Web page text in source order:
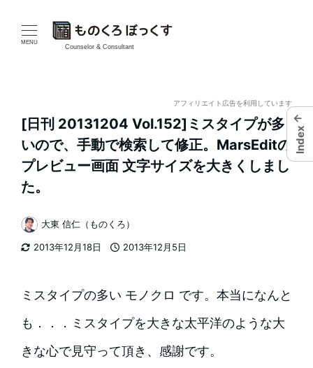
MENU
Counselor & Consultant
アフィリエイト広告を利用しています
[日刊 20131204 Vol.152]ミスタイプが多
いので、手動で検索して修正。MarsEditの
プレビュー画面 文字サイズを大きくしまし
た。
2013年12月18日
2013年12月5日
著
者
大東 信仁（ものくろ）
ミスタイプの多い モノクロ です。本当になんと
も．．．ミスタイプを大きな太平洋のような大
きな心で見守って頂き、感謝です。
←
Index